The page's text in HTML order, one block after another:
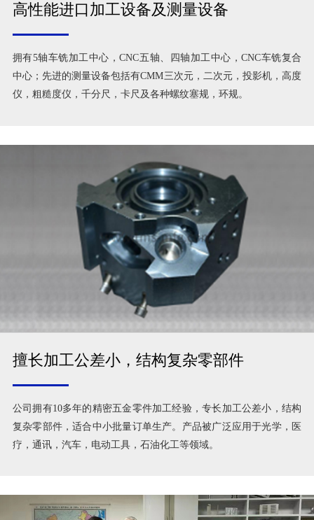
高性能进口加工设备及测量设备
拥有5轴车铣加工中心，CNC五轴、四轴加工中心，CNC车铣复合
中心；先进的测量设备包括有CMM三次元，二次元，投影机，高度
仪，粗糙度仪，千分尺，卡尺及各种螺纹塞规，环规。
擅长加工公差小，结构复杂零部件
公司拥有10多年的精密五金零件加工经验，专长加工公差小，结构
复杂零部件，适合中小批量订单生产。产品被广泛应用于光学，医
疗，通讯，汽车，电动工具，石油化工等领域。